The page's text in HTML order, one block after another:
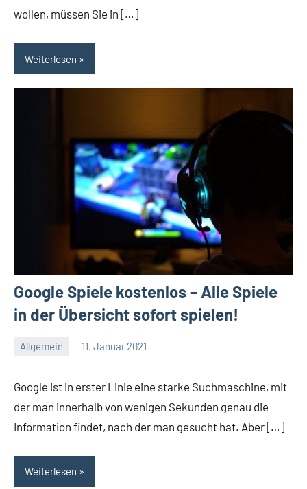
wollen, müssen Sie in […]
Weiterlesen
Google Spiele kostenlos – Alle Spiele
in der Übersicht sofort spielen!
Allgemein 11. Januar 2021
Redaktion
Keine
Google ist in erster Linie eine starke Suchmaschine, mit
der man innerhalb von wenigen Sekunden genau die
Information findet, nach der man gesucht hat. Aber […]
Weiterlesen